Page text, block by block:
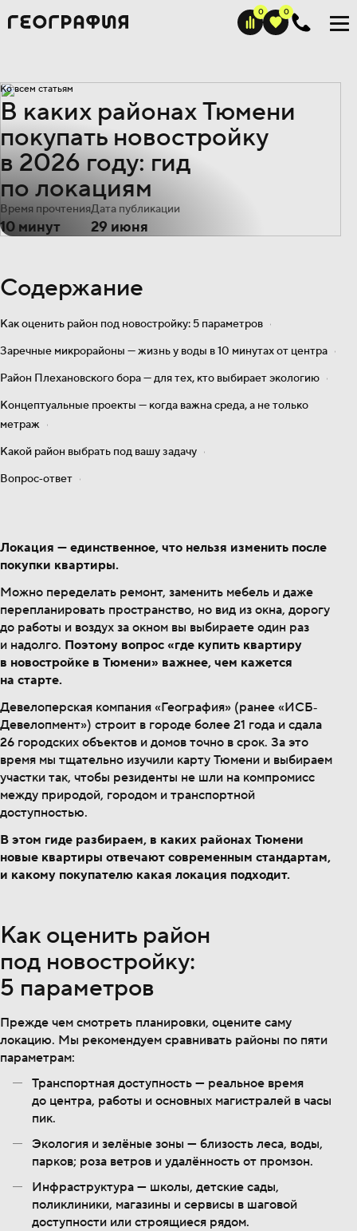
Ко всем статьям
В каких районах Тюмени
покупать новостройку
в 2026 году: гид
по локациям
Время прочтения
10 минут
Дата публикации
29 июня
Содержание
Как оценить район под новостройку:5 параметров
Заречные микрорайоны — жизнь у воды в 10 минутах от центра
Район Плехановского бора — для тех, кто выбирает экологию
Концептуальные проекты — когда важна среда, а не только
метраж
Какой район выбрать под вашузадачу
Вопрос‐ответ
Локация — единственное, что нельзя изменить после
покупки квартиры.
Можно переделать ремонт, заменить мебель и даже
перепланировать пространство, но вид из окна, дорогу
до работы и воздух за окном вы выбираете один раз
и надолго. Поэтому вопрос «где купить квартиру
в новостройке в Тюмени» важнее, чем кажется
на старте.
Девелоперская компания «География» (ранее «ИСБ‐
Девелопмент») строит в городе более 21 года и сдала
26 городских объектов и домов точно в срок. За это
время мы тщательно изучили карту Тюмени и выбираем
участки так, чтобы резиденты не шли на компромисс
между природой, городом и транспортной
доступностью.
В этом гиде разбираем, в каких районах Тюмени
новые квартиры отвечают современным стандартам,
и какому покупателю какая локация подходит.
Как оценить район
под новостройку:
5 параметров
Прежде чем смотреть планировки, оцените саму
локацию. Мы рекомендуем сравнивать районы по пяти
параметрам:
Транспортная доступность — реальное время
до центра, работы и основных магистралей в часы
пик.
Экология и зелёные зоны — близость леса, воды,
парков; роза ветров и удалённость от промзон.
Инфраструктура — школы, детские сады,
поликлиники, магазины и сервисы в шаговой
доступности или строящиеся рядом.